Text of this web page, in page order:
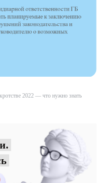
2022 — что нужно знать